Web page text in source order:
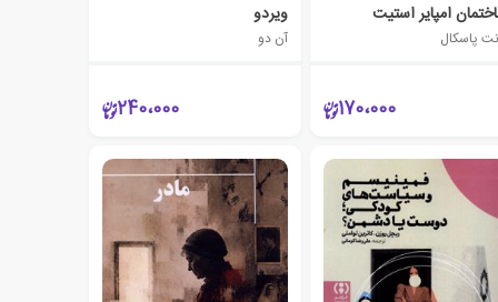
امپایر استیت
پاسکال
170،000
ویردو
آن دو
240،000